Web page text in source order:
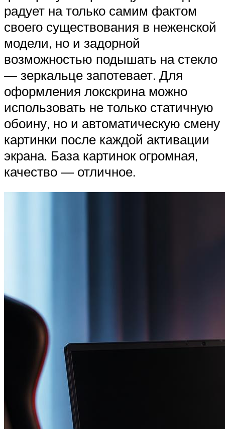
радует на только самим фактом
своего существования в неженской
модели, но и задорной
возможностью подышать на стекло
— зеркальце запотевает. Для
оформления локскрина можно
использовать не только статичную
обоину, но и автоматическую смену
картинки после каждой активации
экрана. База картинок огромная,
качество — отличное.